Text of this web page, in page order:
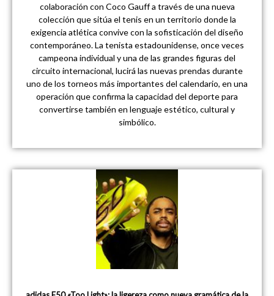
colaboración con Coco Gauff a través de una nueva
colección que sitúa el tenis en un territorio donde la
exigencia atlética convive con la sofisticación del diseño
contemporáneo. La tenista estadounidense, once veces
campeona individual y una de las grandes figuras del
circuito internacional, lucirá las nuevas prendas durante
uno de los torneos más importantes del calendario, en una
operación que confirma la capacidad del deporte para
convertirse también en lenguaje estético, cultural y
simbólico.